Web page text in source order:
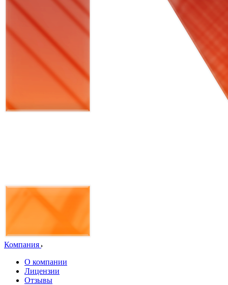
Компания
О компании
Лицензии
Отзывы